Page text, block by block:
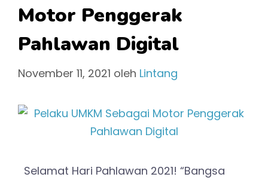
Motor Penggerak
Pahlawan Digital
November 11, 2021 oleh Lintang
Selamat Hari Pahlawan 2021! “Bangsa